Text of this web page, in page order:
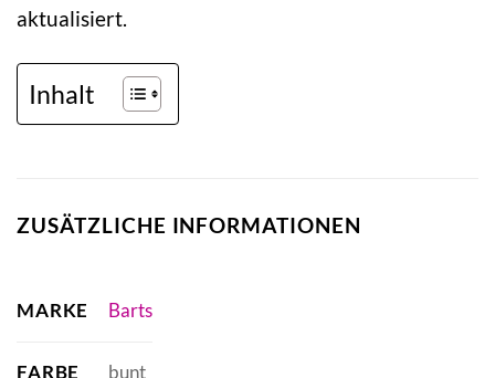
aktualisiert.
Inhalt
ZUSÄTZLICHE INFORMATIONEN
MARKE Barts
FARBE bunt